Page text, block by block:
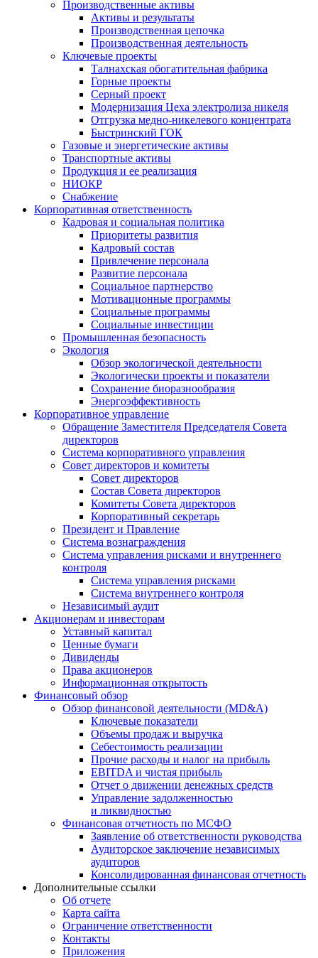
Производственные активы
Активы и результаты
Производственная цепочка
Производственная деятельность
Ключевые проекты
Талнахская обогатительная фабрика
Горные проекты
Серный проект
Модернизация Цеха электролиза никеля
Отгрузка медно-никелевого концентрата
Быстринский ГОК
Газовые и энергетические активы
Транспортные активы
Продукция и ее реализация
НИОКР
Снабжение
Корпоративная ответственность
Кадровая и социальная политика
Приоритеты развития
Кадровый состав
Привлечение персонала
Развитие персонала
Социальное партнерство
Мотивационные программы
Социальные программы
Социальные инвестиции
Промышленная безопасность
Экология
Обзор экологической деятельности
Экологически проекты и показатели
Сохранение биоразнообразия
Энергоэффективность
Корпоративное управление
Обращение Заместителя Председателя Совета
директоров
Система корпоративного управления
Совет директоров и комитеты
Совет директоров
Состав Совета директоров
Комитеты Совета директоров
Корпоративный секретарь
Президент и Правление
Система вознаграждения
Система управления рисками и внутреннего
контроля
Система управления рисками
Система внутреннего контроля
Независимый аудит
Акционерам и инвесторам
Уставный капитал
Ценные бумаги
Дивиденды
Права акционеров
Информационная открытость
Финансовый обзор
Обзор финансовой деятельности (MD&A)
Ключевые показатели
Объемы продаж и выручка
Себестоимость реализации
Прочие расходы и налог на прибыль
EBITDA и чистая прибыль
Отчет о движении денежных средств
Управление задолженностью
и ликвидностью
Финансовая отчетность по МСФО
Заявление об ответственности руководства
Аудиторское заключение независимых
аудиторов
Консолидированная финансовая отчетность
Дополнительные ссылки
Об отчете
Карта сайта
Ограничение ответственности
Контакты
Приложения